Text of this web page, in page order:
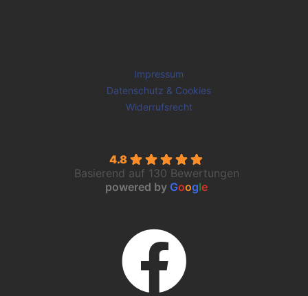
Impressum
Datenschutz & Cookies
Widerrufsrecht
4.8
Basierend auf 130 Bewertungen
powered by Google
